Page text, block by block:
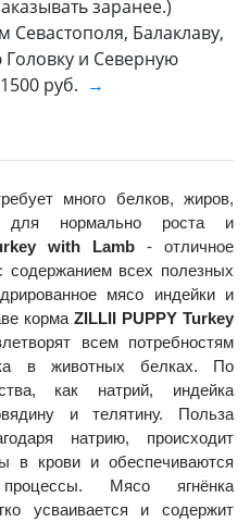
заранее.)
Севастополя, Балаклаву,
и Северную
руб. →
много белков, жиров,
для нормально роста и
with Lamb - отличное
содержанием всех полезных
мясо индейки и
корма ZILLII PUPPY Turkey
всем потребностям
в животных белках. По
как натрий, индейка
и телятину. Польза
натрию, происходит
в крови и обеспечиваются
Мясо ягнёнка
усваивается и содержит